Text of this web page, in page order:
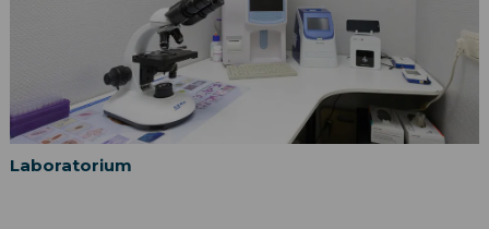
Laboratorium